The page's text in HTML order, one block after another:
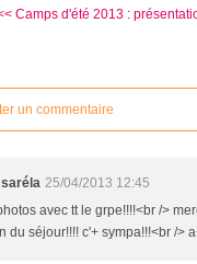
Camps d'été 2013 :
un commentaire
25/04/2013 12:45
avec tt le grpe!!!!<br />
du séjour!!!! c'+ sympa!!!<br />